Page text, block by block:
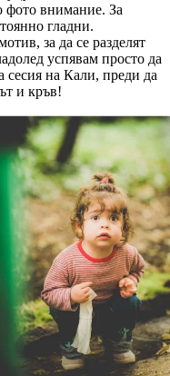
фото внимание. За
гладни.
за да се разделят
успявам просто да
сесия на Кали, преди да
и кръв!